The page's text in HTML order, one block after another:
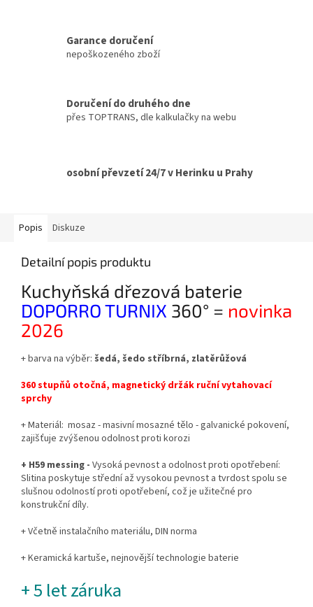
Garance doručení
nepoškozeného zboží
Doručení do druhého dne
přes TOPTRANS, dle kalkulačky na webu
osobní převzetí 24/7 v Herinku u Prahy
Popis Diskuze
Detailní popis produktu
Kuchyňská dřezová baterie
DOPORRO TURNIX 360° = novinka
2026
+ barva na výběr: šedá, šedo stříbrná, zlatěrůžová
360 stupňů otočná, magnetický držák ruční vytahovací
sprchy
+ Materiál: mosaz - masivní mosazné tělo - galvanické pokovení,
zajišťuje zvýšenou odolnost proti korozi
+ H59 messing - Vysoká pevnost a odolnost proti opotřebení:
Slitina poskytuje střední až vysokou pevnost a tvrdost spolu se
slušnou odolností proti opotřebení, což je užitečné pro
konstrukční díly.
+ Včetně instalačního materiálu, DIN norma
+ Keramická kartuše, nejnovější technologie baterie
+ 5 let záruka